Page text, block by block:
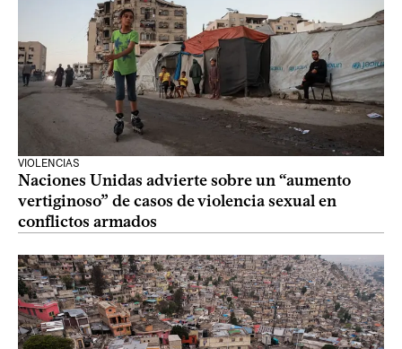
VIOLENCIAS
Naciones Unidas advierte sobre un “aumento
vertiginoso” de casos de violencia sexual en
conflictos armados